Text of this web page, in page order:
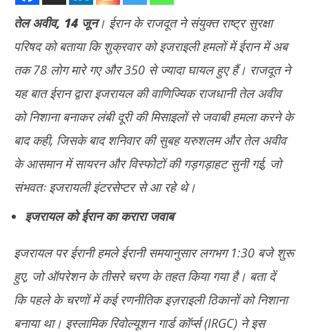
NOW VIEWING
ईरान ने रात में इजरायल पर बरपाया कहर: तेल अवीव समेत कई प्रमुख शहरों में
धमाके, जानें कितना नुकसान हुआ
June
2025
तेल अवीव, 14 जून। ईरान के राजदूत ने संयुक्त राष्ट्र सुरक्षा
परिषद को बताया कि शुक्रवार को इजराइली हमलों में ईरान में अब
तक 78 लोग मारे गए और 350 से ज्यादा घायल हुए हैं। राजदूत ने
यह बात ईरान द्वारा इजरायल की वाणिज्यिक राजधानी तेल अवीव
को निशाना बनाकर लंबी दूरी की मिसाइलों से जवाबी हमला करने के
बाद कही, जिसके बाद शनिवार की सुबह यरुशलम और तेल अवीव
के आसमान में सायरन और विस्फोटों की गड़गड़ाहट सुनी गई, जो
संभवतः इजरायली इंटरसेप्टर से आ रहे थे।
इजरायल को ईरान का करारा जवाब
इजरायल पर ईरानी हमले ईरानी समयानुसार लगभग 1:30 बजे शुरू
हुए, जो ऑपरेशन के तीसरे चरण के तहत किया गया है। बता दें
कि पहले के चरणों में कई रणनीतिक इज़राइली ठिकानों को निशाना
बनाया था। इस्लामिक रिवोल्यूशन गार्ड कॉर्प्स (IRGC) ने इस